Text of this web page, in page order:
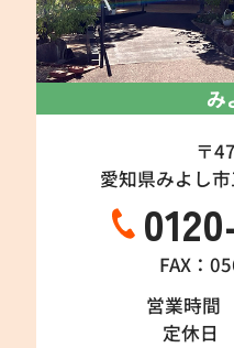
み
〒
愛知県みよし
FAX：
営業時
定休日